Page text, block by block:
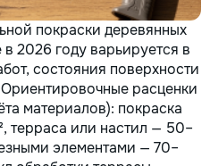
покраски деревянных
2026 году варьируется в
состояния поверхности
расценки
материалов): покраска
терраса или настил — 50–
элементами — 70–